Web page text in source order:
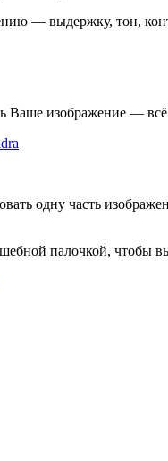
— выдержку, тон,
Ваше изображение — всё
одну часть
палочкой, чтобы